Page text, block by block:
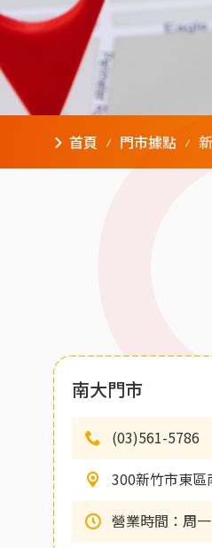
首頁 門市據點
南大門市
(03)561-5786
300新竹市東
營業時間：周